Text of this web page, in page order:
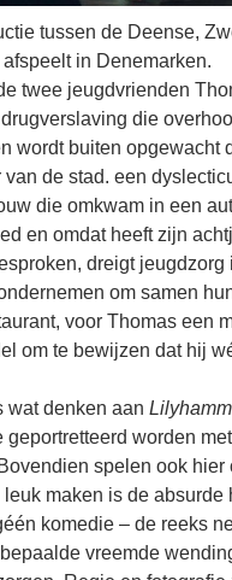
tussen de Deense,
in Denemarken.
twee jeugdvrienden
die
wordt buiten
de stad. een
die omkwam in een
en omdat heeft zijn
dreigt
om samen
voor Thomas een
om te bewijzen dat hij
wat denken aan
geportretteerd worden
spelen ook
maken is de
komedie – de reeks
vreemde